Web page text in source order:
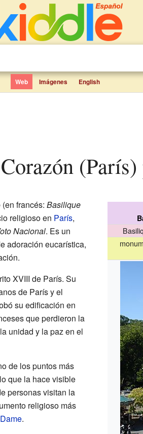
Web Imágenes English
(en francés: Basilique
religioso en París,
Nacional. Es un
adoración eucarística,
XVIII de París. Su
de París y el
su edificación en
que perdieron la
unidad y la paz en el
de los puntos más
que la hace visible
personas visitan la
religioso más
.